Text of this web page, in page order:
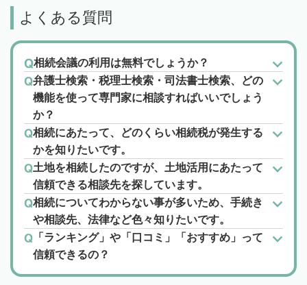
よくある質問
相続会議の利用は無料でしょうか？
弁護士検索・税理士検索・司法書士検索、どの
機能を使って専門家に相談すればいいでしょう
か？
相続にあたって、どのくらい相続税が発生する
かを知りたいです。
土地を相続したのですが、土地活用にあたって
信頼できる相談先を探しています。
相続についてわからない事が多いため、手続き
や相談先、法律など色々知りたいです。
「ランキング」や「口コミ」「おすすめ」って
信頼できるの？